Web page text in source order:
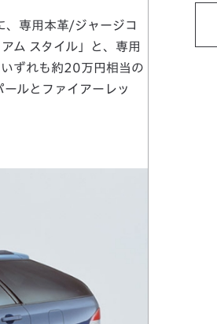
専用本革/ジャージコ
ム スタイル」と、専用
ずれも約20万円相当の
ルとファイアーレッ